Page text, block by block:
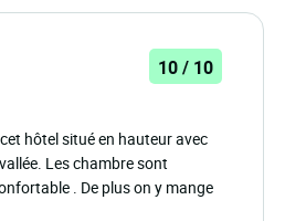
10 / 10
hôtel situé en hauteur avec
Les chambre sont
. De plus on y mange